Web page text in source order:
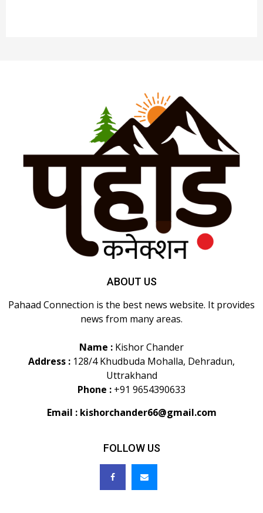
ABOUT US
Pahaad Connection is the best news website. It provides
news from many areas.
Name : Kishor Chander
Address : 128/4 Khudbuda Mohalla, Dehradun,
Uttrakhand
Phone : +91 9654390633
Email : kishorchander66@gmail.com
FOLLOW US